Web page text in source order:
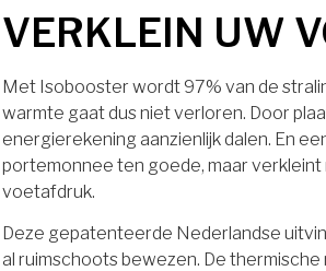
VERKLEIN UW
Met Isobooster wordt 97% van de
warmte gaat dus niet verloren. Door
energierekening aanzienlijk dalen. En
portemonnee ten goede, maar
voetafdruk.
Deze gepatenteerde Nederlandse
al ruimschoots bewezen. De